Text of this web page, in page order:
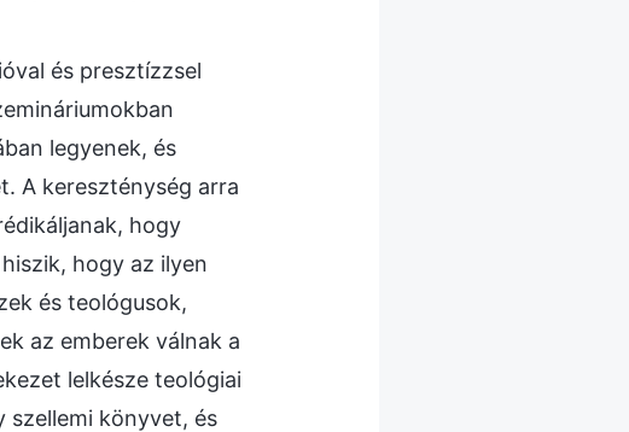
és presztízzsel
legyenek, és
A kereszténység arra
hogy
hogy az ilyen
és teológusok,
az emberek válnak a
lelkésze teológiai
szellemi könyvet, és